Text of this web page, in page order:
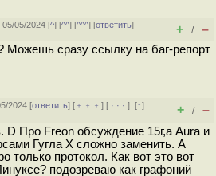
05/05/2024 [^] [^^] [^^^] [ответить]
+ / –
Можешь сразу ссылку на баг-репорт
2024 [ответить] [ ﹢﹢﹢] [ · · ·][↑]
+ / –
Про Freon обсуждение 15г,а Aura и
Гугла X сложно заменить. А
только протокол. Как вот это вот
подозреваю как графоний